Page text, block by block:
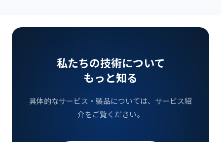
私たちの技術について
もっと知る
具体的なサービス・製品については、サービス紹
介をご覧ください。